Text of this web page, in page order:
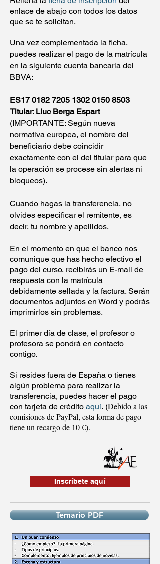
enlace de abajo con todos los datos
que se te solicitan.
Una vez complementada la ficha,
puedes realizar el pago de la matrícula
en la siguiente cuenta bancaria del
BBVA:
ES17 0182 7205 1302 0150 8503
Titular: Lluc Berga Espart
(IMPORTANTE: Según nueva
normativa europea, el nombre del
beneficiario debe coincidir
exactamente con el del titular para que
la operación se procese sin alertas ni
bloqueos).
Cuando hagas la transferencia, no
olvides especificar el remitente, es
decir, tu nombre y apellidos.​
En el momento en que el banco nos
comunique que has hecho efectivo el
pago del curso, recibirás un E-mail de
respuesta con la matrícula
debidamente sellada y la factura. Serán
documentos adjuntos en Word y podrás
imprimirlos sin problemas.
El primer día de clase, el profesor o
profesora se pondrá en contacto
contigo.
Si resides fuera de España o tienes
algún problema para realizar la
transferencia, puedes hacer el pago
con tarjeta de crédito aquí. (Debido a las
comisiones de PayPal, esta forma de pago
tiene un recargo de 10 €).
Inscríbete aquí
Temario PDF